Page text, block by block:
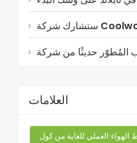
العلامات
العملي للغاية من كول